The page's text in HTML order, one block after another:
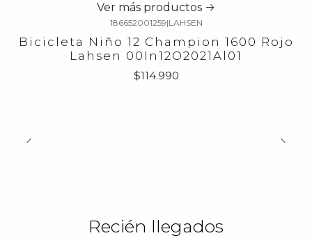
Ver más productos
186652001259|LAHSEN
Bicicleta Niño 12 Champion 1600 Rojo
Lahsen 00In12O2021Al01
$114.990
Recién llegados